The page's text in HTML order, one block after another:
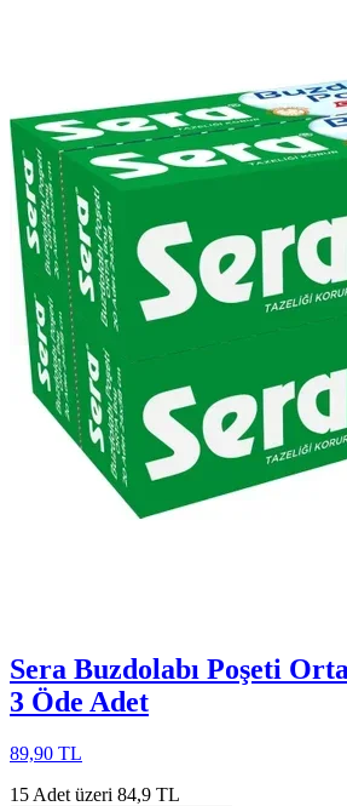
Sera Buzdolabı Poşeti
3 Öde Adet
89,90 TL
15 Adet üzeri 84,9 TL